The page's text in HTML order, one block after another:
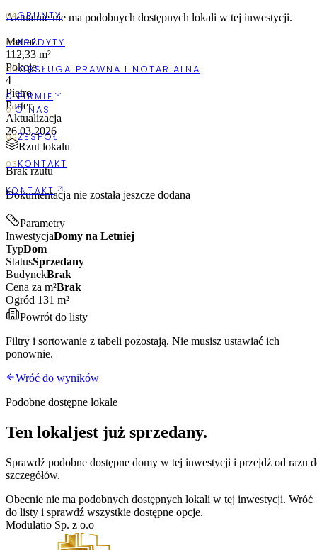
O FIRMIE
KONTAKT
Aktualnie nie ma podobnych dostępnych lokali w tej inwestycji.
Metraż
112,33 m²
Pokoje
4
Piętro
Parter
Aktualizacja
26.03.2026
Rzut lokalu
Brak rzutu
Dokumentacja nie została jeszcze dodana
Parametry
InwestycjaDomy na Letniej
TypDom
StatusSprzedany
BudynekBrak
Cena za m²Brak
Ogród 131 m²
Powrót do listy
Filtry i sortowanie z tabeli pozostają. Nie musisz ustawiać ich
ponownie.
Wróć do wyników
Podobne dostępne lokale
Ten lokaljest już sprzedany.
Sprawdź podobne dostępne domy w tej inwestycji i przejdź od razu
szczegółów.
Obecnie nie ma podobnych dostępnych lokali w tej inwestycji. Wróć
do listy i sprawdź wszystkie dostępne opcje.
Modulatio Sp. z o.o